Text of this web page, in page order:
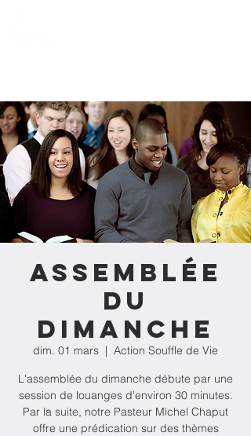
Assemblée
du
dimanche
dim. 01 mars
  |
Action Souffle de Vie
L'assemblée du dimanche débute par une
session de louanges d'environ 30 minutes.
Par la suite, notre Pasteur Michel Chaput
offre une prédication sur des thèmes